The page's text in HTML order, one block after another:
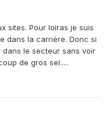
sites. Pour loiras je suis
dans la carrière. Donc si
le secteur sans voir
de gros sel.....